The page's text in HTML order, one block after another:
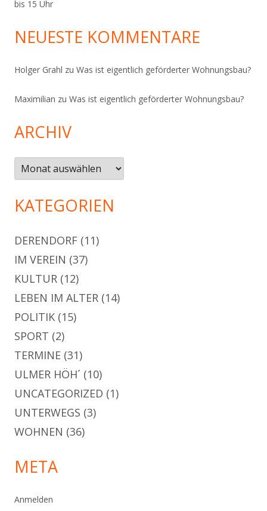
bis 15 Uhr
NEUESTE KOMMENTARE
Holger Grahl zu Was ist eigentlich geförderter Wohnungsbau?
Maximilian zu Was ist eigentlich geförderter Wohnungsbau?
ARCHIV
Archiv
KATEGORIEN
DERENDORF (11)
IM VEREIN (37)
KULTUR (12)
LEBEN IM ALTER (14)
POLITIK (15)
SPORT (2)
TERMINE (31)
ULMER HÖH´ (10)
UNCATEGORIZED (1)
UNTERWEGS (3)
WOHNEN (36)
META
Anmelden